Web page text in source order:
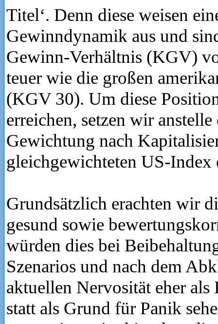
Titel‘. Denn diese weisen
Gewinndynamik aus und
Gewinn-Verhältnis (KGV)
teuer wie die großen
(KGV 30). Um diese
erreichen, setzen wir anstelle
Gewichtung nach
gleichgewichteten US-Index
Grundsätzlich erachten wir
gesund sowie
würden dies bei
Szenarios und nach dem
aktuellen Nervosität eher als
statt als Grund für Panik